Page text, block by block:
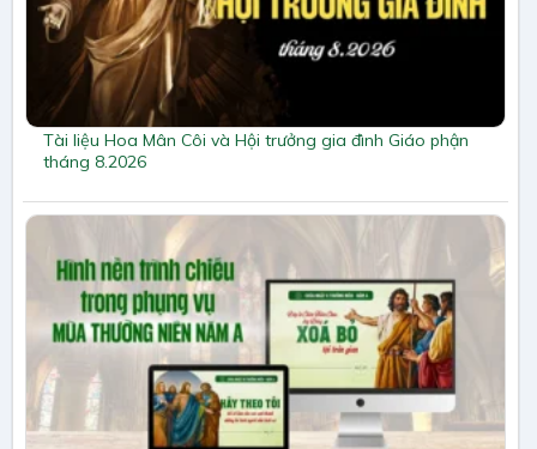
Tài liệu Hoa Mân Côi và Hội trưởng gia đình Giáo phận
tháng 8.2026